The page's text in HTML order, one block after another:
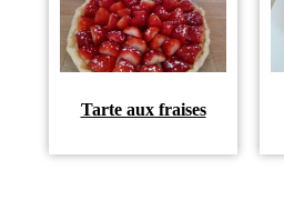
Tarte aux fraises